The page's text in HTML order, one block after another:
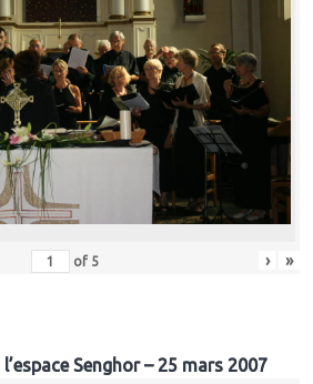
of 5 › »
Senghor – 25 mars 2007